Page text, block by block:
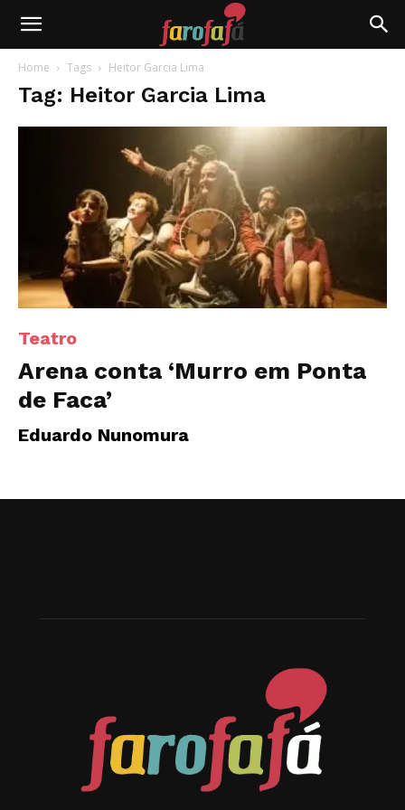
Farofafá
Home Tags Heitor Garcia Lima
Tag: Heitor Garcia Lima
Teatro
Arena conta ‘Murro em Ponta
de Faca’
Eduardo Nunomura